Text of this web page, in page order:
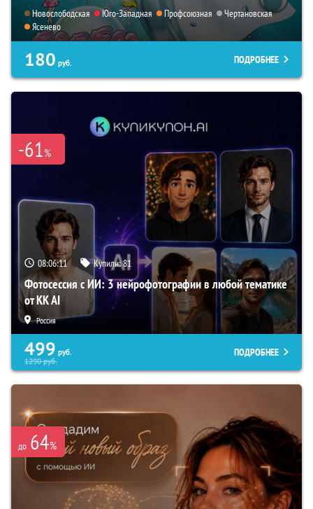
Новослободская Юго-Западная Профсоюзная
Чертановская
Ясенево
180 руб. ПОДРОБНЕЕ
-61%
08:06:10 Купили:81
Фотосессия с ИИ: 3 нейрофотографии в любой тематике
от KK AI
Россия
499 руб.
1290руб.
ПОДРОБНЕЕ
до 64%